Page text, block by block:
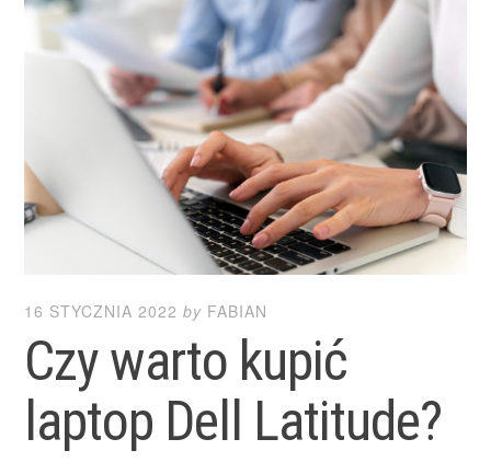
16 STYCZNIA 2022 by FABIAN
Czy warto kupić
laptop Dell Latitude?